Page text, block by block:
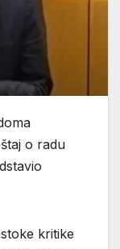
o radu
kritike